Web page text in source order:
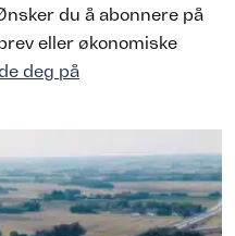
du å abonnere på
eller økonomiske
deg på